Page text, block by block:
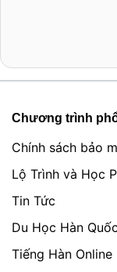
Chương trình
Chính sách bảo
Lộ Trình và Học
Tin Tức
Du Học Hàn Quốc
Tiếng Hàn Online